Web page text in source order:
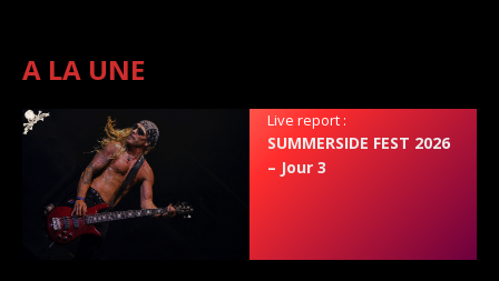
A LA UNE
Live report :
SUMMERSIDE FEST 2026
– Jour 3